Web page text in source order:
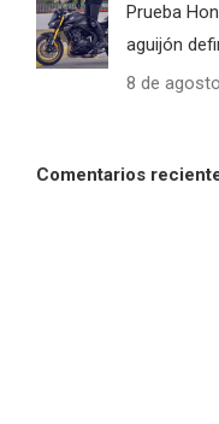
Prueba
aguijón
8 de
Comentarios